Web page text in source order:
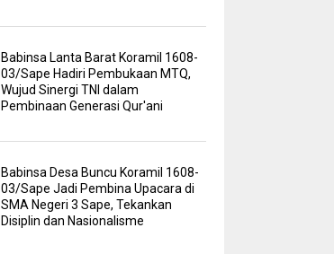
Babinsa Lanta Barat Koramil 1608-
03/Sape Hadiri Pembukaan MTQ,
Wujud Sinergi TNI dalam
Pembinaan Generasi Qur'ani
Babinsa Desa Buncu Koramil 1608-
03/Sape Jadi Pembina Upacara di
SMA Negeri 3 Sape, Tekankan
Disiplin dan Nasionalisme